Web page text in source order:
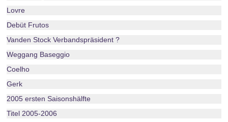
Lovre
Debüt Frutos
Vanden Stock Verbandspräsident ?
Weggang Baseggio
Coelho
Gerk
2005 ersten Saisonshälfte
Titel 2005-2006